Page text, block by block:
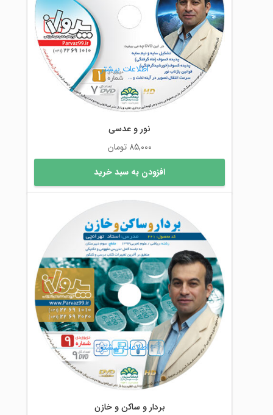
اطلاعات بیشتر
نور و عدسی
85,000 تومان
افزودن به سبد خرید
اطلاعات بیشتر
بردار و ساکن و خازن